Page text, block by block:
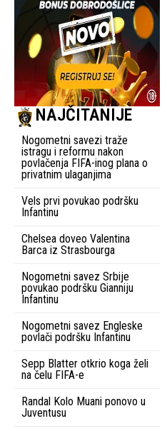
NAJČITANIJE
Nogometni savezi traže
istragu i reformu nakon
povlačenja FIFA-inog plana o
privatnim ulaganjima
Vels prvi povukao podršku
Infantinu
Chelsea doveo Valentina
Barca iz Strasbourga
Nogometni savez Srbije
povukao podršku Gianniju
Infantinu
Nogometni savez Engleske
povlači podršku Infantinu
Sepp Blatter otkrio koga želi
na čelu FIFA-e
Randal Kolo Muani ponovo u
Juventusu